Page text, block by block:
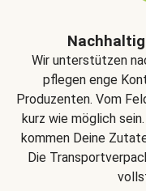
Wir unterstützen
pflegen enge
Produzenten. Vom
kurz wie möglich
kommen Deine
Die